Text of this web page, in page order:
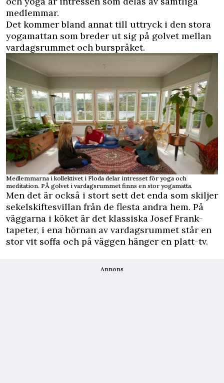
medlemmar.
Det kommer bland annat till uttryck i den stora
yogamattan som breder ut sig på golvet mellan
vardagsrummet och burspråket.
Medlemmarna i kollektivet i Floda delar intresset för yoga och
meditation. PÅ golvet i vardagsrummet finns en stor yogamatta.
Men det är också i stort sett det enda som skiljer
sekelskiftesvillan från de flesta andra hem. På
väggarna i köket är det klassiska Josef Frank-
tapeter, i ena hörnan av vardagsrummet står en
stor vit soffa och på väggen hänger en platt-tv.
Annons